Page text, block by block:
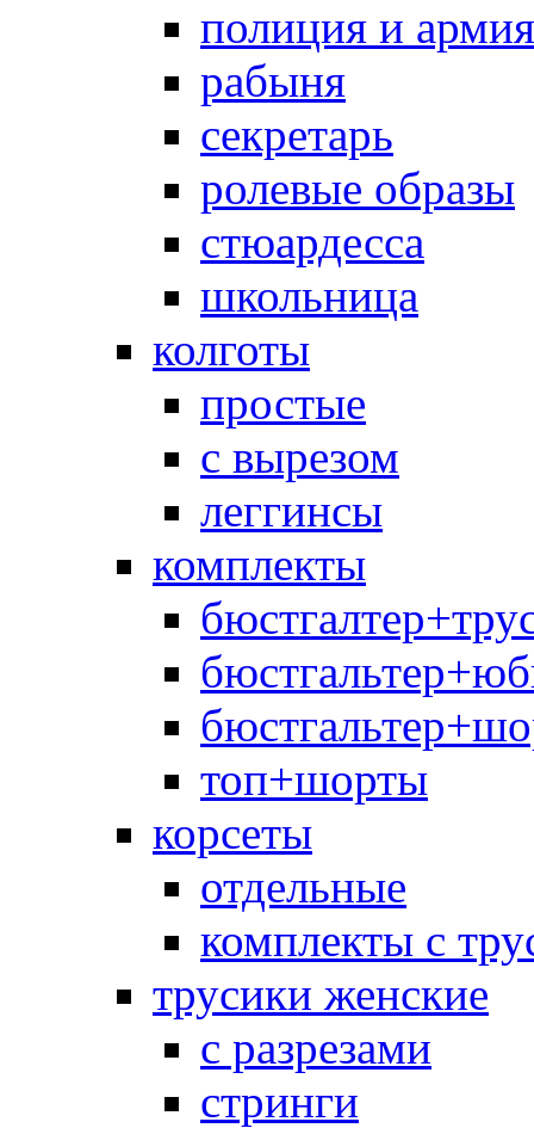
полиция и армия
рабыня
секретарь
ролевые образы
стюардесса
школьница
колготы
простые
с вырезом
леггинсы
комплекты
топ+шорты
корсеты
отдельные
комплекты с
трусики женские
с разрезами
стринги